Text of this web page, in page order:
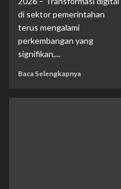
di sektor pemerintahan
terus mengalami
perkembangan yang
signifikan,...
Baca Selengkapnya